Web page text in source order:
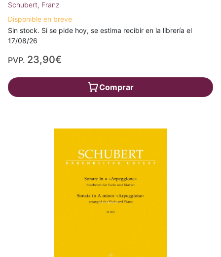
Schubert, Franz
Disponible en breve
Sin stock. Si se pide hoy, se estima recibir en la librería el
17/08/26
PVP. 23,90€
Comprar